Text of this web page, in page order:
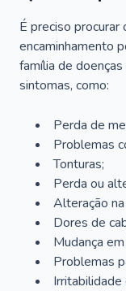
É preciso procurar
encaminhamento
família de
sintomas, como:
Perda de
Problemas
Tonturas;
Perda ou
Alteração
Dores de
Mudança
Problemas
Irritabilidade